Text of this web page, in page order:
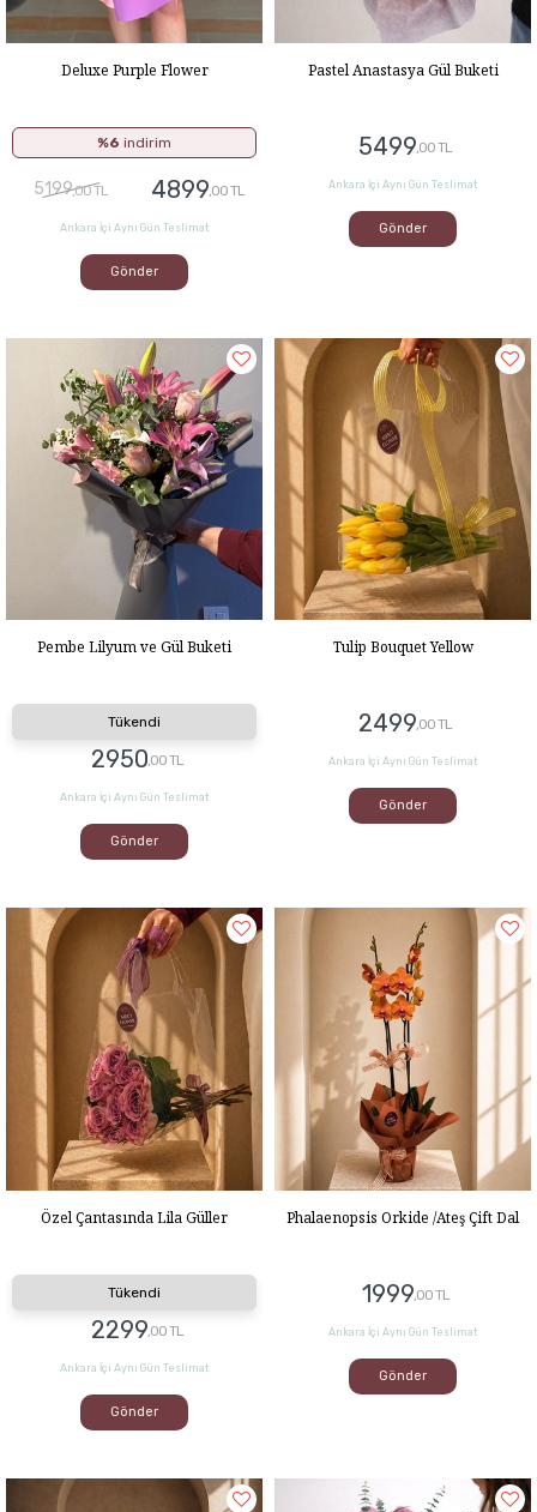
Deluxe Purple Flower
%6 indirim
5199,00 TL 4899,00 TL
Ankara İçi Aynı Gün Teslimat
Gönder
Pastel Anastasya Gül Buketi
5499,00 TL
Ankara İçi Aynı Gün Teslimat
Gönder
Pembe Lilyum ve Gül Buketi
Tükendi
2950,00 TL
Ankara İçi Aynı Gün Teslimat
Gönder
Tulip Bouquet Yellow
2499,00 TL
Ankara İçi Aynı Gün Teslimat
Gönder
Özel Çantasında Lila Güller
Tükendi
2299,00 TL
Ankara İçi Aynı Gün Teslimat
Gönder
Phalaenopsis Orkide /Ateş Çift Dal
1999,00 TL
Ankara İçi Aynı Gün Teslimat
Gönder